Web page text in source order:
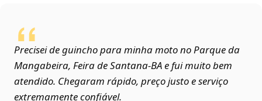
Precisei de guincho para minha moto no Parque da
Mangabeira, Feira de Santana‑BA e fui muito bem
atendido. Chegaram rápido, preço justo e serviço
extremamente confiável.